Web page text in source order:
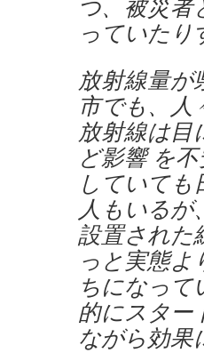
つ、被災
っていたり
放射線量が
市でも、
放射線は目
ど影響 を
していて
人もいる
設置された
っと実態
ちになっ
的にスター
ながら効果